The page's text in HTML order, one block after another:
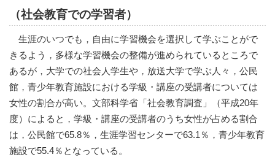
（社会教育での学習者）
生涯のいつでも，自由に学習機会を選択して学ぶことがで
きるよう，多様な学習機会の整備が進められているところで
あるが，大学での社会人学生や，放送大学で学ぶ人々，公民
館，青少年教育施設における学級・講座の受講者については
女性の割合が高い。文部科学省「社会教育調査」（平成20年
度）によると，学級・講座の受講者のうち女性が占める割合
は，公民館で65.8％，生涯学習センターで63.1％，青少年教育
施設で55.4％となっている。